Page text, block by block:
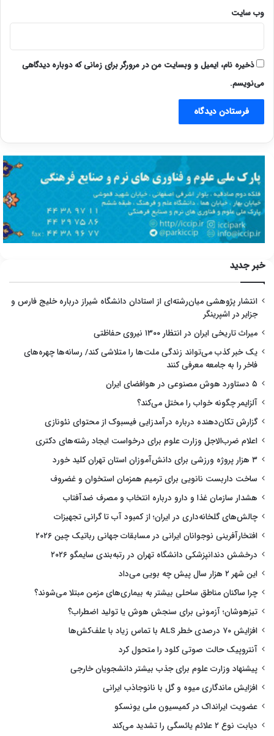
وب‌ سایت
ذخیره نام، ایمیل و وبسایت من در مرورگر برای زمانی که دوباره دیدگاهی
می‌نویسم.
خبر جدید
انتشار پژوهشی میان‌رشته‌ای از استادان دانشگاه شیراز درباره خلیج فارس و
جزایر در اشپرینگر
میراث تاریخی ایران در انتظار ۱۳۰۰ نیروی حفاظتی
یک خبر کذب می‌تواند زندگی ملت‌ها را متلاشی کند/ رسانه‌ها چهره‌های
فاخر را به جامعه معرفی کنند
۵ دستاورد هوش مصنوعی در هوافضای ایران
آلزایمر چگونه خواب را مختل می‌کند؟
گزارش تکان‌دهنده درباره درآمدزایی فیسبوک از محتوای نئونازی
اعلام ضرب‌الاجل وزارت علوم برای درخواست ایجاد رشته‌های دکتری
۳ هزار پروژه ورزشی برای دانش‌آموزان استان تهران کلید خورد
ساخت داربست نانویی برای ترمیم همزمان استخوان و غضروف
هشدار سازمان غذا و دارو درباره انتخاب و مصرف ضدآفتاب
چالش‌های گلخانه‌داری در ایران؛ از کمبود آب تا گرانی تجهیزات
افتخارآفرینی نوجوانان ایرانی در مسابقات جهانی رباتیک چین ۲۰۲۶
درخشش دندانپزشکی دانشگاه تهران در رتبه‌بندی سایمگو ۲۰۲۶
این شهر ۲ هزار سال پیش چه بویی می‌داد
چرا ساکنان مناطق ساحلی بیشتر به بیماری‌های مزمن مبتلا می‌شوند؟
تیزهوشان؛ آزمونی برای سنجش هوش یا تولید اضطراب؟
افزایش ۷۰ درصدی خطر ALS با تماس زیاد با علف‌کش‌ها
آنتروپیک حالت صوتی کلود را متحول کرد
پیشنهاد وزارت علوم برای جذب بیشتر دانشجویان خارجی
افزایش ماندگاری میوه و گل با نانوجاذب ایرانی
عضویت ایرانداک در کمیسیون ملی یونسکو
دیابت نوع ۲ علائم یائسگی را تشدید می‌کند